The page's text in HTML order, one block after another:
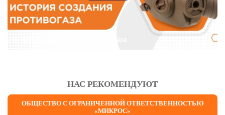
НАС РЕКОМЕНДУЮТ
ОБЩЕСТВО С ОГРАНИЧЕННОЙ ОТВЕТСТВЕННОСТЬЮ
«МИКРОС»